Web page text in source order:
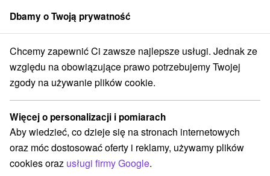
członek grupySorger
Zakwaterowanie na Słowacji Muránska planina
Zakwaterowanie na Słowacji
Muránska planina
Kategorie
Wszystkie kategorie
Hotele na Slovacji
Dbamy o Twoją prywatność
Chcemy zapewnić Ci zawsze najlepsze usługi. Jednak ze
względu na obowiązujące prawo potrzebujemy Twojej
zgody na używanie plików cookie.
Więcej o personalizacji i pomiarach
Aby wiedzieć, co dzieje się na stronach internetowych
oraz móc dostosować oferty i reklamy, używamy plików
cookies oraz usługi firmy Google.